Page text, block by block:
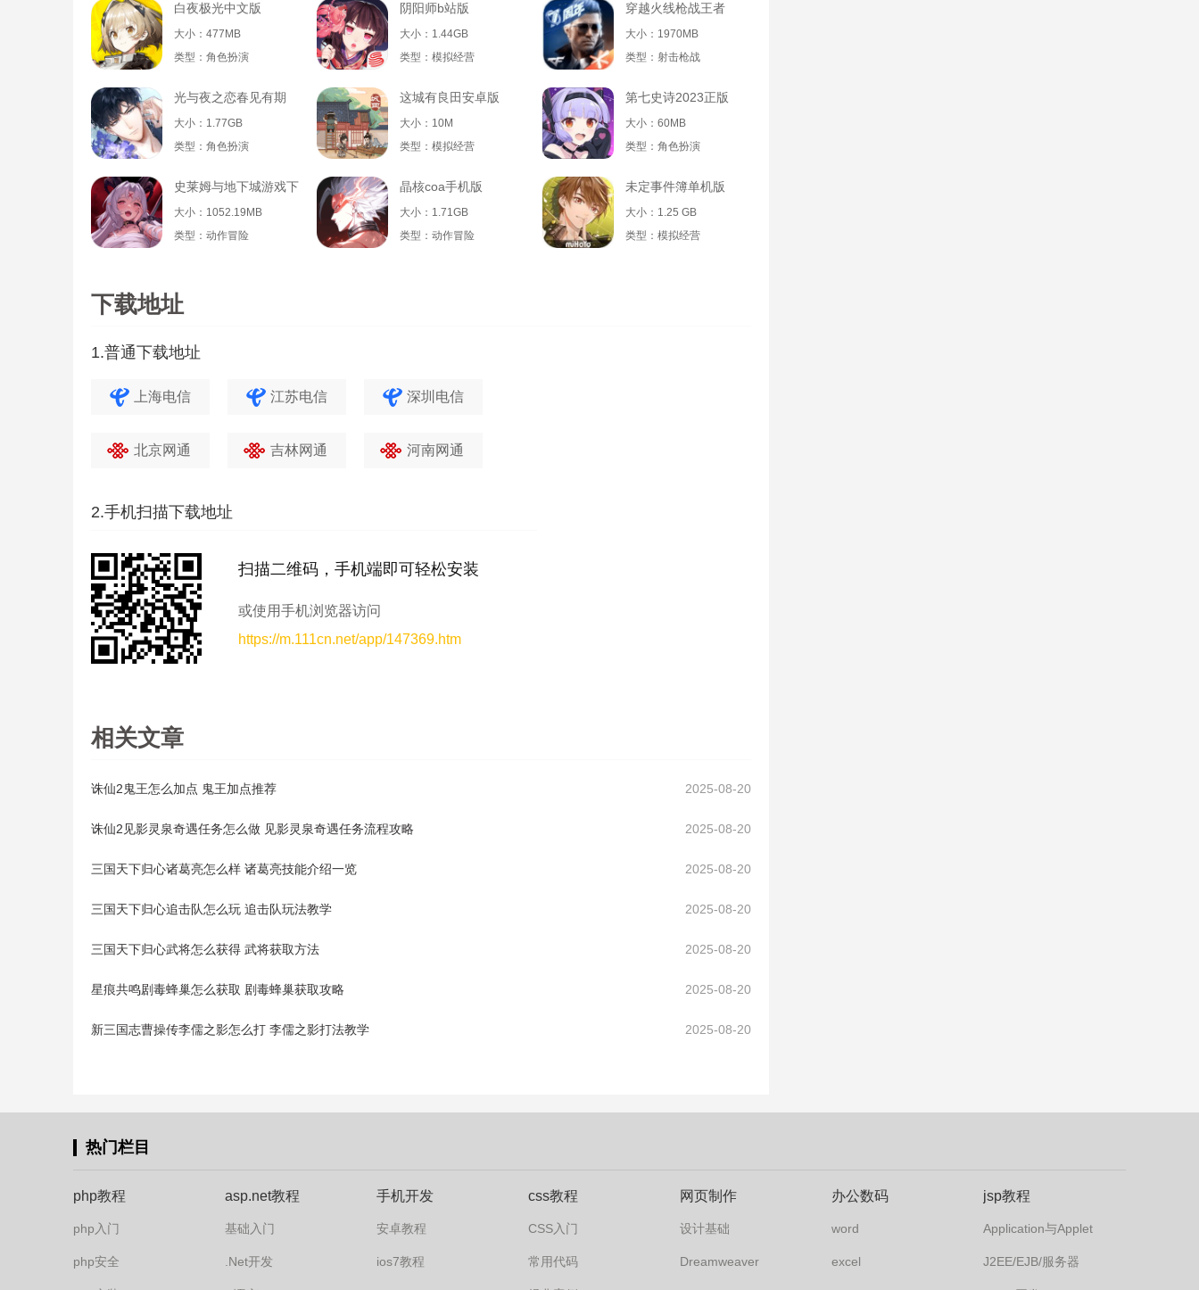
白夜极光中文版
大小：477MB
类型：角色扮演
阴阳师b站版
大小：1.44GB
类型：模拟经营
穿越火线枪战王者
大小：1970MB
类型：射击枪战
光与夜之恋春见有期
大小：1.77GB
类型：角色扮演
这城有良田安卓版
大小：10M
类型：模拟经营
第七史诗2023正版
大小：60MB
类型：角色扮演
史莱姆与地下城游戏下载
大小：1052.19MB
类型：动作冒险
晶核coa手机版
大小：1.71GB
类型：动作冒险
未定事件簿单机版
大小：1.25 GB
类型：模拟经营
下载地址
1.普通下载地址
上海电信 江苏电信 深圳电信
北京网通 吉林网通 河南网通
2.手机扫描下载地址
扫描二维码，手机端即可轻松安装
或使用手机浏览器访问
https://m.111cn.net/app/147369.htm
相关文章
诛仙2鬼王怎么加点 鬼王加点推荐 2025-08-20
诛仙2见影灵泉奇遇任务怎么做 见影灵泉奇遇任务流程攻略 2025-08-20
三国天下归心诸葛亮怎么样 诸葛亮技能介绍一览 2025-08-20
三国天下归心追击队怎么玩 追击队玩法教学 2025-08-20
三国天下归心武将怎么获得 武将获取方法 2025-08-20
星痕共鸣剧毒蜂巢怎么获取 剧毒蜂巢获取攻略 2025-08-20
新三国志曹操传李儒之影怎么打 李儒之影打法教学 2025-08-20
热门栏目
php教程
php入门
php安全
asp.net教程
基础入门
.Net开发
手机开发
安卓教程
ios7教程
css教程
CSS入门
常用代码
网页制作
设计基础
Dreamweaver
办公数码
word
excel
jsp教程
Application与Applet
J2EE/EJB/服务器